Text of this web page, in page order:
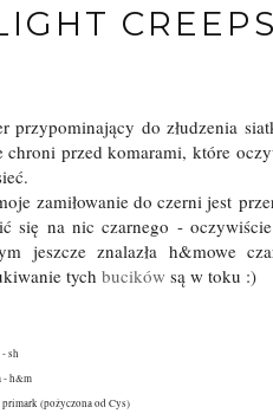
przypominający do złudzenia
chroni przed komarami, które
zamiłowanie do czerni jest
się na nic czarnego -
jeszcze znalazła h&mowe
tych bucików są w toku :)
sh
- h&m
primark (pożyczona od Cys)